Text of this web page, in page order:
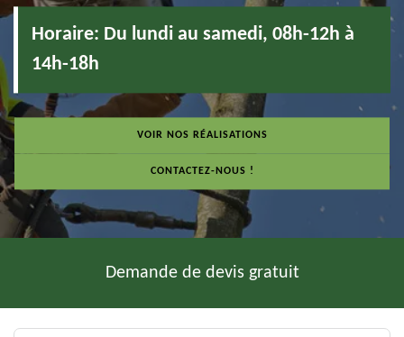
Horaire: Du lundi au samedi, 08h-12h à
14h-18h
VOIR NOS RÉALISATIONS
CONTACTEZ-NOUS !
Demande de devis gratuit